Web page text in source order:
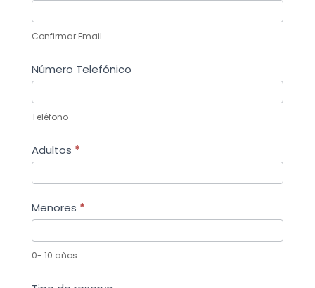
Confirmar Email
Número Telefónico
Teléfono
Adultos *
Menores *
0- 10 años